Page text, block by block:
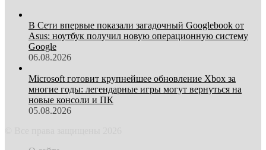
В Сети впервые показали загадочный Googlebook от
Asus: ноутбук получил новую операционную систему
Google
06.08.2026
Microsoft готовит крупнейшее обновление Xbox за
многие годы: легендарные игры могут вернуться на
новые консоли и ПК
05.08.2026